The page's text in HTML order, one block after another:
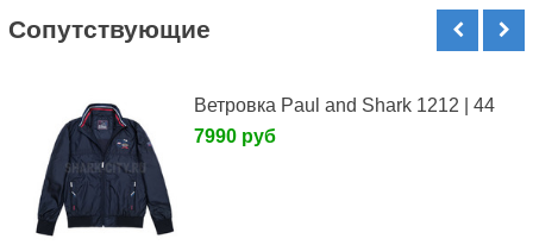
Cопутствующие
Ветровка Paul and Shark 1212 | 44
7990 руб